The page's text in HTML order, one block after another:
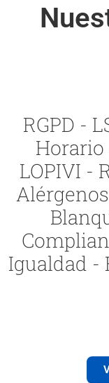
RGPD -
Horario
LOPIVI -
Igualdad -